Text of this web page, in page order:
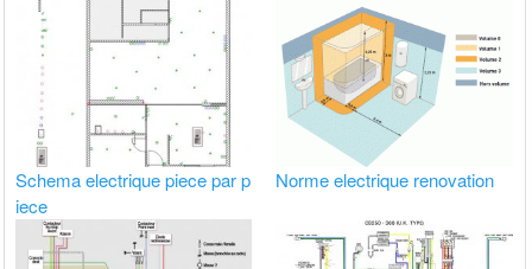
Schema electrique piece par p
iece
Norme electrique renovation